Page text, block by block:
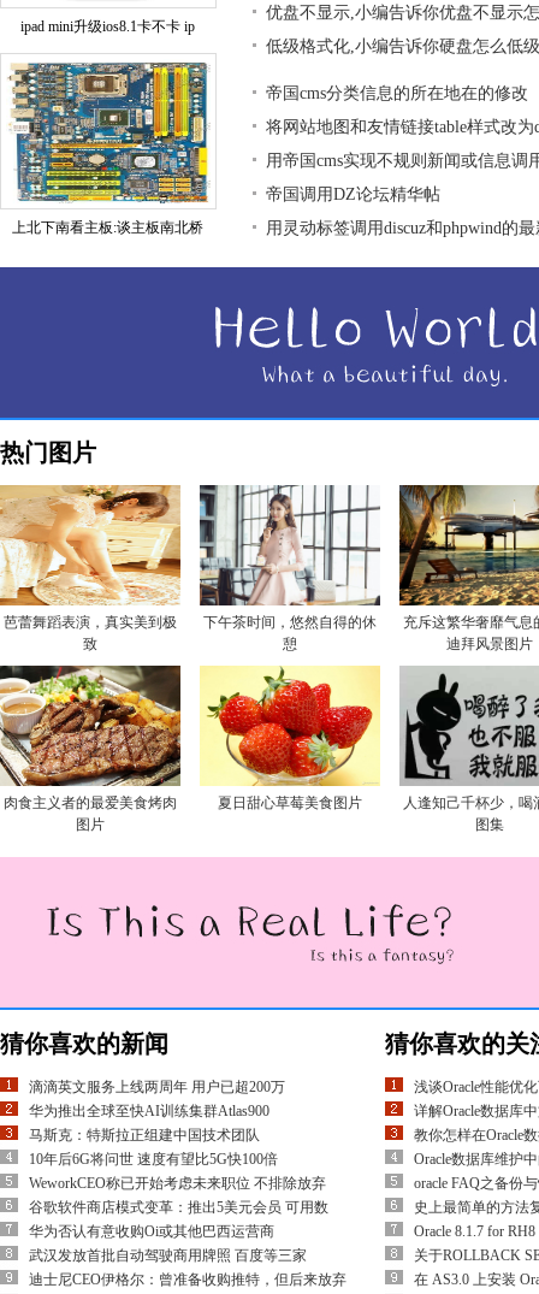
ipad mini升级ios8.1卡不卡 ip
上北下南看主板:谈主板南北桥
优盘不显示,小编告诉你优盘不显示
低级格式化,小编告诉你硬盘怎么低
帝国cms分类信息的所在地在的修改
将网站地图和友情链接table样式改为
用帝国cms实现不规则新闻或信息调
帝国调用DZ论坛精华帖
用灵动标签调用discuz和phpwind的
热门图片
芭蕾舞蹈表演，真实美到极
致
下午茶时间，悠然自得的休
憩
充斥这繁华奢靡气息
迪拜风景图片
肉食主义者的最爱美食烤肉
图片
夏日甜心草莓美食图片
人逢知己千杯少，喝
图集
猜你喜欢的新闻
滴滴英文服务上线两周年 用户已超200万
华为推出全球至快AI训练集群Atlas900
马斯克：特斯拉正组建中国技术团队
10年后6G将问世 速度有望比5G快100倍
WeworkCEO称已开始考虑未来职位 不排除放弃
谷歌软件商店模式变革：推出5美元会员 可用数
华为否认有意收购Oi或其他巴西运营商
武汉发放首批自动驾驶商用牌照 百度等三家
迪士尼CEO伊格尔：曾准备收购推特，但后来放弃
猜你喜欢的关
浅谈Oracle性能优
详解Oracle数据库
教你怎样在Oracle
Oracle数据库维护
oracle FAQ之备份
史上最简单的方法
Oracle 8.1.7 for
关于ROLLBACK
在 AS3.0 上安装